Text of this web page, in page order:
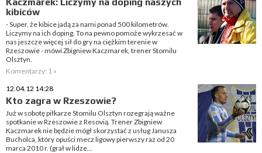
kibiców
- Super, że kibice jadą za nami ponad 500 kilometrów.
Liczymy na ich doping. To na pewno pomoże wykrzesać w
nas jeszcze więcej sił do gry na ciężkim terenie w
Rzeszowie - mówi Zbigniew Kaczmarek, trener Stomilu
Olsztyn.
Komentarzy: 1 »
12.04.12 14:28
Kto zagra w Rzeszowie?
Już w sobotę piłkarze Stomilu Olsztyn rozegrają ważne
spotkanie w Rzeszowie z Resovią. Trener Zbigniew
Kaczmarek nie będzie mógł skorzystać z usług Janusza
Bucholca, który opuści mecz ligowy pierwszy raz od 20
marca 2010 r. (grał w lidze...